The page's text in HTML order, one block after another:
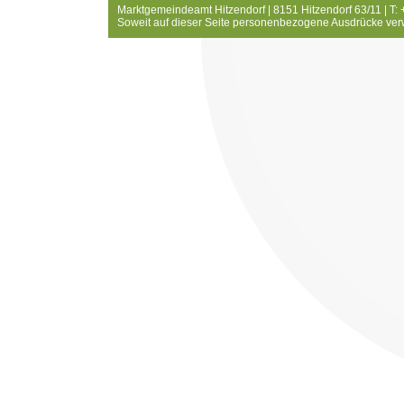
Marktgemeindeamt Hitzendorf | 8151 Hitzendorf 63/11 |
Soweit auf dieser Seite personenbezogene Ausdrücke